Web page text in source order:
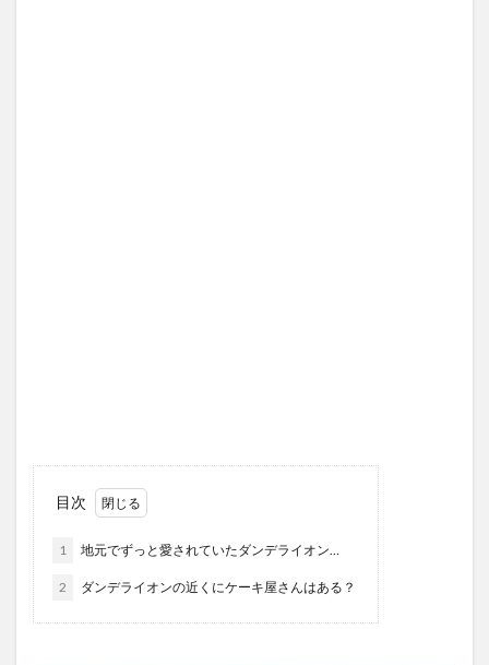
目次
1 地元でずっと愛されていたダンデライオン…
2 ダンデライオンの近くにケーキ屋さんはある？